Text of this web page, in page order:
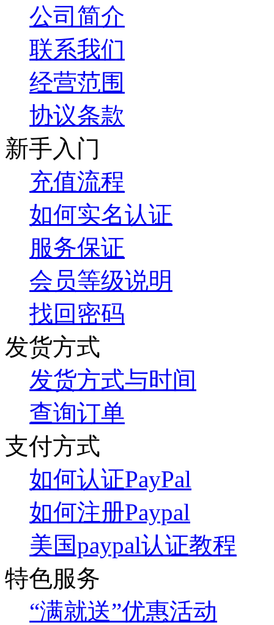
公司简介
联系我们
经营范围
协议条款
新手入门
充值流程
如何实名认证
服务保证
会员等级说明
找回密码
发货方式
发货方式与时间
查询订单
支付方式
如何认证PayPal
如何注册Paypal
美国paypal认证教程
特色服务
“满就送”优惠活动